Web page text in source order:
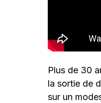
Plus de 30
la sortie de
sur un